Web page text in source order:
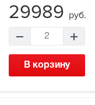
29989 руб.
2
В корзину